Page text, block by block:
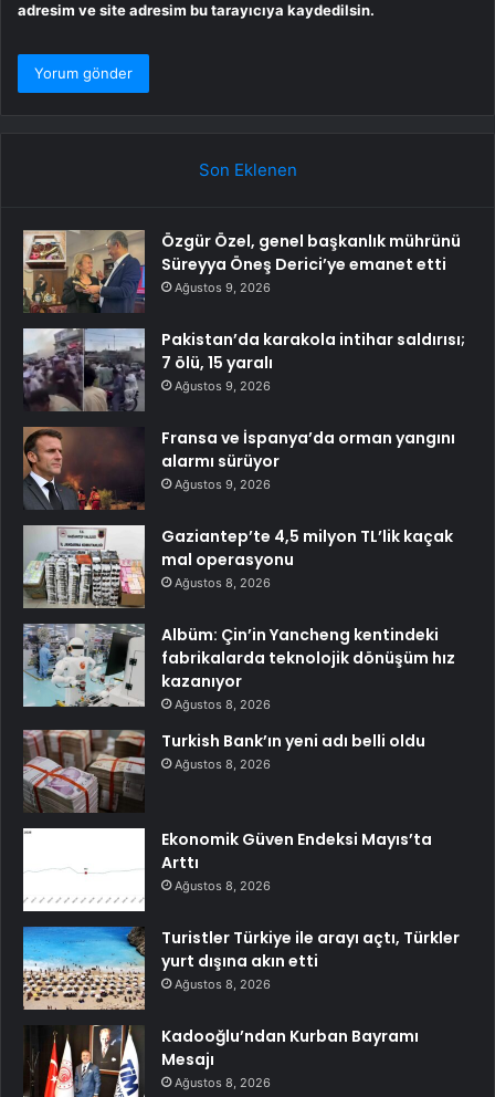
adresim ve site adresim bu tarayıcıya kaydedilsin.
Son Eklenen
Özgür Özel, genel başkanlık mührünü
Süreyya Öneş Derici’ye emanet etti
Ağustos 9, 2026
Pakistan’da karakola intihar saldırısı;
7 ölü, 15 yaralı
Ağustos 9, 2026
Fransa ve İspanya’da orman yangını
alarmı sürüyor
Ağustos 9, 2026
Gaziantep’te 4,5 milyon TL’lik kaçak
mal operasyonu
Ağustos 8, 2026
Albüm: Çin’in Yancheng kentindeki
fabrikalarda teknolojik dönüşüm hız
kazanıyor
Ağustos 8, 2026
Turkish Bank’ın yeni adı belli oldu
Ağustos 8, 2026
Ekonomik Güven Endeksi Mayıs’ta
Arttı
Ağustos 8, 2026
Turistler Türkiye ile arayı açtı, Türkler
yurt dışına akın etti
Ağustos 8, 2026
Kadooğlu’ndan Kurban Bayramı
Mesajı
Ağustos 8, 2026